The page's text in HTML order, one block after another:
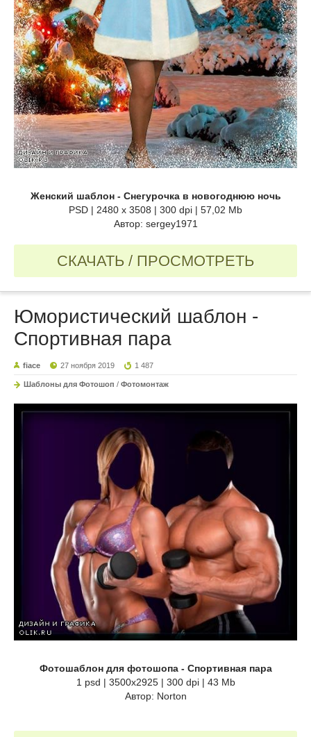
Женский шаблон - Снегурочка в новогоднюю ночь
PSD | 2480 x 3508 | 300 dpi | 57,02 Mb
Автор: sergey1971
СКАЧАТЬ / ПРОСМОТРЕТЬ
Юмористический шаблон -
Спортивная пара
fiace 27 ноября 2019 1 487
Шаблоны для Фотошоп / Фотомонтаж
Фотошаблон для фотошопа - Спортивная пара
1 psd | 3500x2925 | 300 dpi | 43 Mb
Автор: Norton